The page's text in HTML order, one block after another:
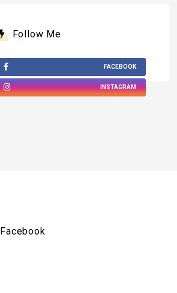
Follow Me
FACEBOOK
INSTAGRAM
Facebook